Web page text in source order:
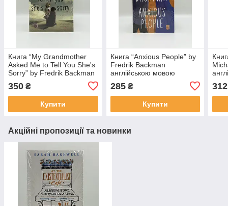
Книга “My Grandmother
Asked Me to Tell You She's
Sorry” by Fredrik Backman
350 ₴
Купити
Книга “Anxious People” by
Fredrik Backman
англійською мовою
285₴
Купити
312
Акційні пропозиції та новинки